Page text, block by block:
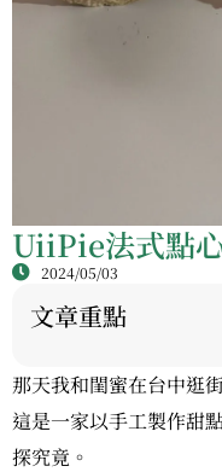
UiiPie法式點
2024/05/03
文章重點
那天我和閨蜜在台中逛
這是一家以手工製作甜
探究竟。